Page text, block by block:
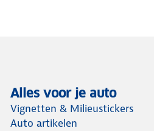
Alles voor je auto
Vignetten & Milieustickers
Auto artikelen